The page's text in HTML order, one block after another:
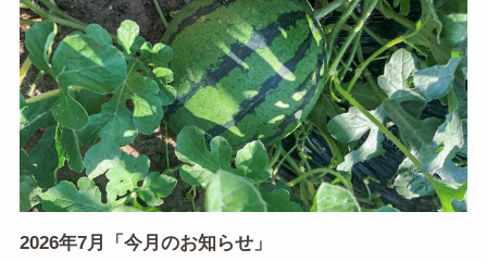
2026年7月「今月のお知らせ」